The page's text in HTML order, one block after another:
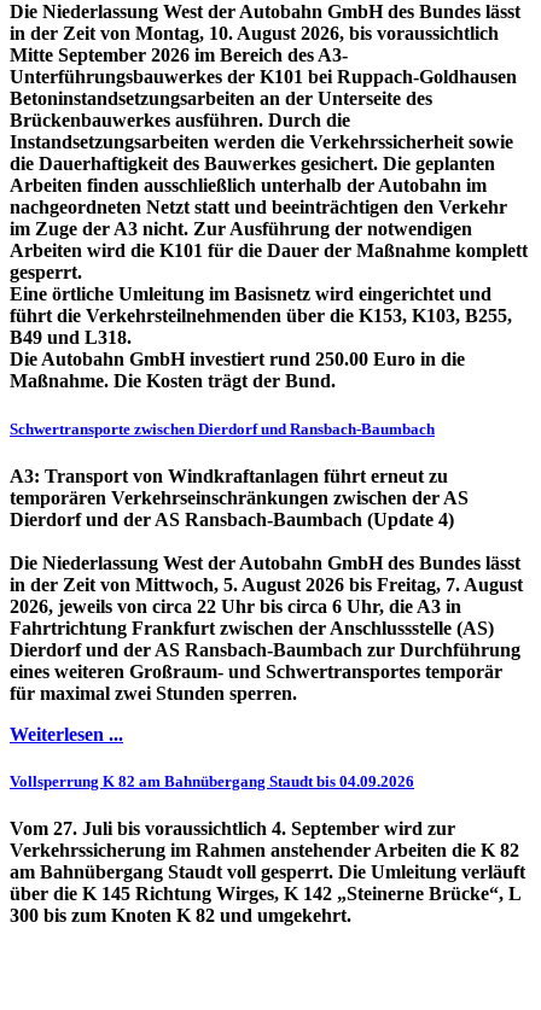
Die Niederlassung West der Autobahn GmbH des Bundes lässt
in der Zeit von Montag, 10. August 2026, bis voraussichtlich
Mitte September 2026 im Bereich des A3-
Unterführungsbauwerkes der K101 bei Ruppach-Goldhausen
Betoninstandsetzungsarbeiten an der Unterseite des
Brückenbauwerkes ausführen. Durch die
Instandsetzungsarbeiten werden die Verkehrssicherheit sowie
die Dauerhaftigkeit des Bauwerkes gesichert. Die geplanten
Arbeiten finden ausschließlich unterhalb der Autobahn im
nachgeordneten Netzt statt und beeinträchtigen den Verkehr
im Zuge der A3 nicht. Zur Ausführung der notwendigen
Arbeiten wird die K101 für die Dauer der Maßnahme komplett
gesperrt.
Eine örtliche Umleitung im Basisnetz wird eingerichtet und
führt die Verkehrsteilnehmenden über die K153, K103, B255,
B49 und L318.
Die Autobahn GmbH investiert rund 250.00 Euro in die
Maßnahme. Die Kosten trägt der Bund.
Schwertransporte zwischen Dierdorf und Ransbach-Baumbach
A3: Transport von Windkraftanlagen führt erneut zu
temporären Verkehrseinschränkungen zwischen der AS
Dierdorf und der AS Ransbach-Baumbach (Update 4)
Die Niederlassung West der Autobahn GmbH des Bundes lässt
in der Zeit von Mittwoch, 5. August 2026 bis Freitag, 7. August
2026, jeweils von circa 22 Uhr bis circa 6 Uhr, die A3 in
Fahrtrichtung Frankfurt zwischen der Anschlussstelle (AS)
Dierdorf und der AS Ransbach-Baumbach zur Durchführung
eines weiteren Großraum- und Schwertransportes temporär
für maximal zwei Stunden sperren.
Weiterlesen ...
Vollsperrung K 82 am Bahnübergang Staudt bis 04.09.2026
Vom 27. Juli bis voraussichtlich 4. September wird zur
Verkehrssicherung im Rahmen anstehender Arbeiten die K 82
am Bahnübergang Staudt voll gesperrt. Die Umleitung verläuft
über die K 145 Richtung Wirges, K 142 „Steinerne Brücke“, L
300 bis zum Knoten K 82 und umgekehrt.